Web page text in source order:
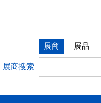
展商 展品
展商搜索